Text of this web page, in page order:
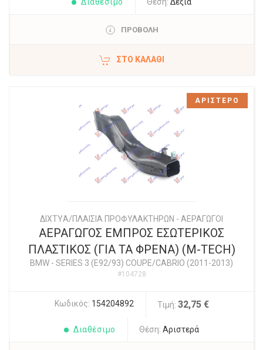
ΠΡΟΒΟΛΗ
ΣΤΟ ΚΑΛΆΘΙ
ΔΙΧΤYΑ/ΠΛΑΙΣΙΑ ΠΡΟΦΥΛΑΚΤΗΡΩΝ - ΑΕΡΑΓΩΓΟΙ
ΑΕΡΑΓΩΓΟΣ ΕΜΠΡΟΣ ΕΣΩΤΕΡΙΚΟΣ
ΠΛΑΣΤΙΚΟΣ (ΓΙΑ ΤΑ ΦΡΕΝΑ) (M-TECH)
BMW - SERIES 3 (E92/93) COUPE/CABRIO (2011-2013)
#104728
Κωδικός: 154204892 Τιμή: 32,75 €
Διαθέσιμο Θέση: Αριστερά
ΑΡΙΣΤΕΡΟ